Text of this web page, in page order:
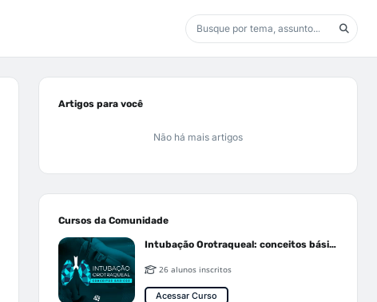
Artigos para você
Não há mais artigos
Cursos da Comunidade
Intubação Orotraqueal: conceitos básicos
26 alunos inscritos
Acessar Curso